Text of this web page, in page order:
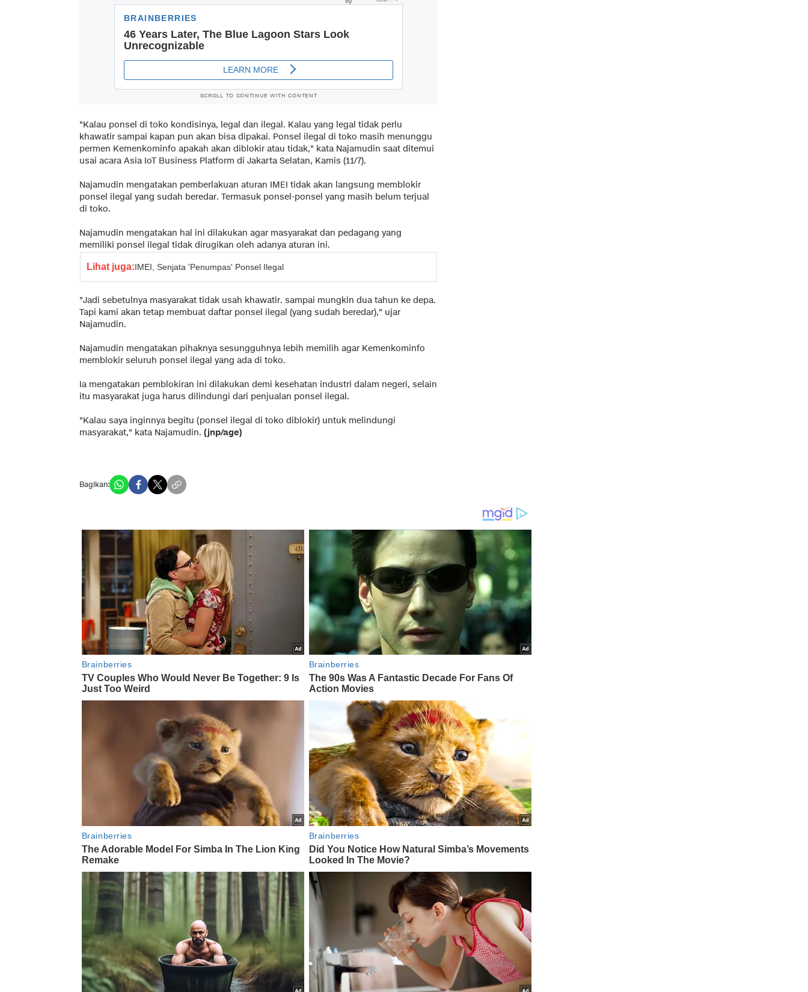
SCROLL TO CONTINUE WITH CONTENT
"Kalau ponsel di toko kondisinya, legal dan ilegal. Kalau yang legal tidak perlu
khawatir sampai kapan pun akan bisa dipakai. Ponsel ilegal di toko masih menunggu
permen Kemenkominfo apakah akan diblokir atau tidak," kata Najamudin saat ditemui
usai acara Asia IoT Business Platform di Jakarta Selatan, Kamis (11/7).
Najamudin mengatakan pemberlakuan aturan IMEI tidak akan langsung memblokir
ponsel ilegal yang sudah beredar. Termasuk ponsel-ponsel yang masih belum terjual
di toko.
Najamudin mengatakan hal ini dilakukan agar masyarakat dan pedagang yang
memiliki ponsel ilegal tidak dirugikan oleh adanya aturan ini.
Lihat juga:IMEI, Senjata 'Penumpas' Ponsel Ilegal
"Jadi sebetulnya masyarakat tidak usah khawatir. sampai mungkin dua tahun ke depa.
Tapi kami akan tetap membuat daftar ponsel ilegal (yang sudah beredar)," ujar
Najamudin.
Najamudin mengatakan pihaknya sesungguhnya lebih memilih agar Kemenkominfo
memblokir seluruh ponsel ilegal yang ada di toko.
Ia mengatakan pemblokiran ini dilakukan demi kesehatan industri dalam negeri, selain
itu masyarakat juga harus dilindungi dari penjualan ponsel ilegal.
"Kalau saya inginnya begitu (ponsel ilegal di toko diblokir) untuk melindungi
masyarakat," kata Najamudin. (jnp/age)
Bagikan: